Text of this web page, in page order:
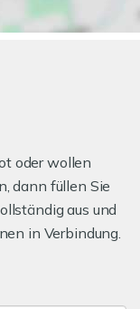
oder wollen
dann füllen Sie
aus und
in Verbindung.